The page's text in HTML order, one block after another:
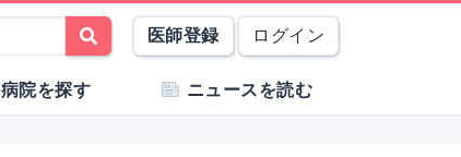
医師登録 ログイン
病院を探す ニュースを読む